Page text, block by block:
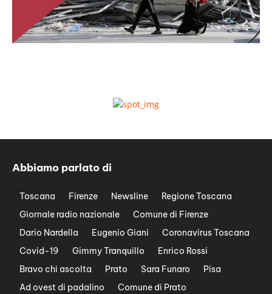
Abbiamo parlato di
Toscana Firenze Newsline
Regione Toscana
Giornale radio nazionale
Comune di Firenze
Dario Nardella
Eugenio Giani
Coronavirus Toscana
Covid-19
Gimmy Tranquillo
Enrico Rossi
Bravo chi ascolta
Prato Sara Funaro
Pisa
Ad ovest di padalino
Comune di Prato